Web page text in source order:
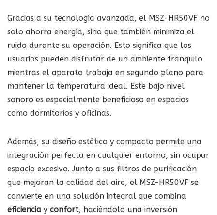
Gracias a su tecnología avanzada, el MSZ-HR50VF no
solo ahorra energía, sino que también minimiza el
ruido durante su operación. Esto significa que los
usuarios pueden disfrutar de un ambiente tranquilo
mientras el aparato trabaja en segundo plano para
mantener la temperatura ideal. Este bajo nivel
sonoro es especialmente beneficioso en espacios
como dormitorios y oficinas.
Además, su diseño estético y compacto permite una
integración perfecta en cualquier entorno, sin ocupar
espacio excesivo. Junto a sus filtros de purificación
que mejoran la calidad del aire, el MSZ-HR50VF se
convierte en una solución integral que combina
eficiencia y confort, haciéndolo una inversión